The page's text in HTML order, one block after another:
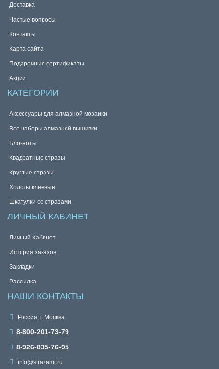
Доставка
Частые вопросы
Контакты
Карта сайта
Подарочные сертификаты
Акции
КАТЕГОРИИ
Аксессуары для алмазной мозаики
Все наборы алмазной вышивки
Блокноты
Квадратные стразы
Круглые стразы
Холсты клеевые
Шкатулки со стразами
ЛИЧНЫЙ КАБИНЕТ
Личный Кабинет
История заказов
Закладки
Рассылка
НАШИ КОНТАКТЫ
Россия, г. Москва.
8-800-201-73-79
8-926-835-76-95
info@strazami.ru